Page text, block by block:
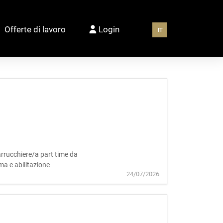
Offerte di lavoro Login IT
a part time da
e abilitazione
24/07/2026